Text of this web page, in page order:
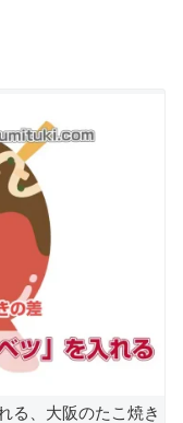
る、大阪のたこ焼き